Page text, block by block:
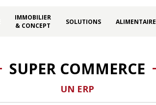
IMMOBILIER
& CONCEPT
SOLUTIONS ALIMENTAIRE
SUPER COMMERCE
UN ERP